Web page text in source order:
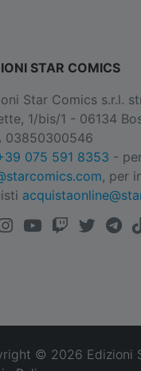
STAR COMICS
Star Comics s.r.l.
1/bis/1 - 06134
03850300546
075 591 8353 -
, per
© 2026 Edizioni